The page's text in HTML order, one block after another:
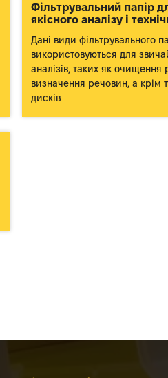
Фільтрувальний папір
якісного аналізу і
Дані види фільтрувального
використовуються для
аналізів, таких як очищення
визначення речовин, а крім
дисків